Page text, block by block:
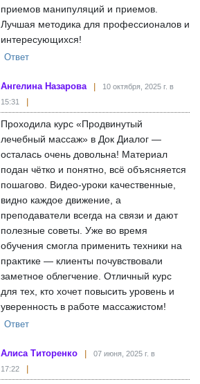
приемов манипуляций и приемов.
Лучшая методика для профессионалов и
интересующихся!
Ответ
Ангелина Назарова
10 октября, 2025 г. в
15:31
Проходила курс «Продвинутый
лечебный массаж» в Док Диалог —
осталась очень довольна! Материал
подан чётко и понятно, всё объясняется
пошагово. Видео-уроки качественные,
видно каждое движение, а
преподаватели всегда на связи и дают
полезные советы. Уже во время
обучения смогла применить техники на
практике — клиенты почувствовали
заметное облегчение. Отличный курс
для тех, кто хочет повысить уровень и
уверенность в работе массажистом!
Ответ
Алиса Титоренко
07 июня, 2025 г. в
17:22